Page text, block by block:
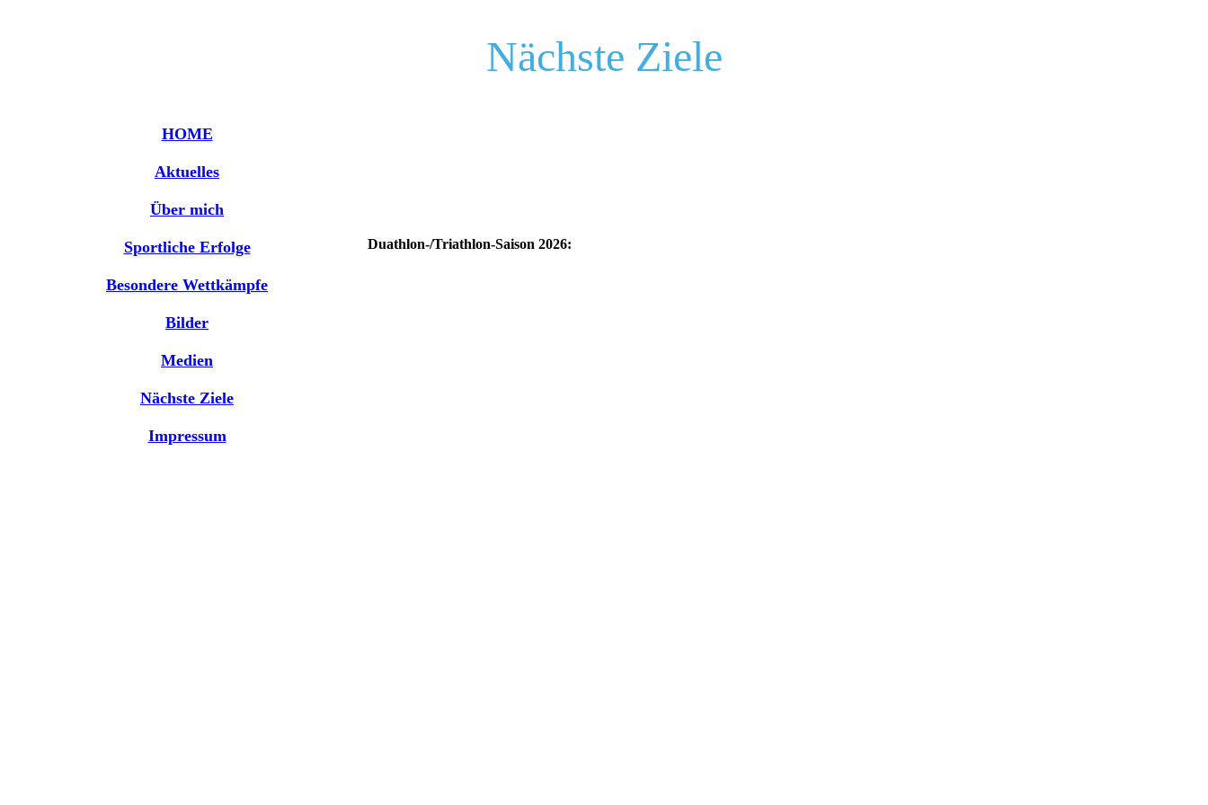
Nächste Ziele
HOME
Aktuelles
Über mich
Sportliche Erfolge
Besondere Wettkämpfe
Bilder
Medien
Nächste Ziele
Impressum
Duathlon-/Triathlon-Saison 2026: